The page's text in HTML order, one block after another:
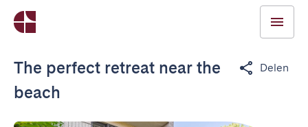
The perfect retreat near the
beach
Delen